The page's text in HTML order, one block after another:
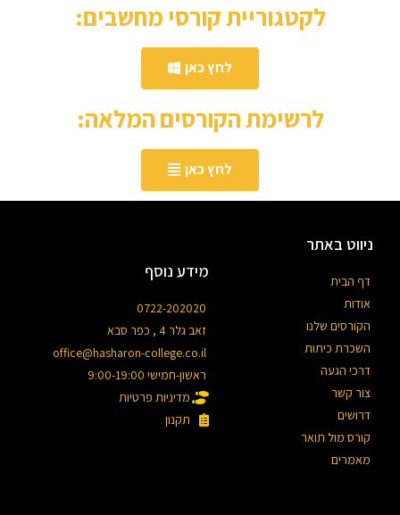
לקטגוריית קורסי מחשבים:
לחץ כאן
לרשימת הקורסים המלאה:
לחץ כאן
ניווט באתר
דף הבית
אודות
הקורסים שלנו
השכרת כיתות
דרכי הגעה
צור קשר
דרושים
קורס מול תואר
מאמרים
מידע נוסף
0722-202020
זאב גלר 4 , כפר סבא
office@hasharon-college.co.il
ראשון-חמישי 9:00-19:00
מדיניות פרטיות
תקנון